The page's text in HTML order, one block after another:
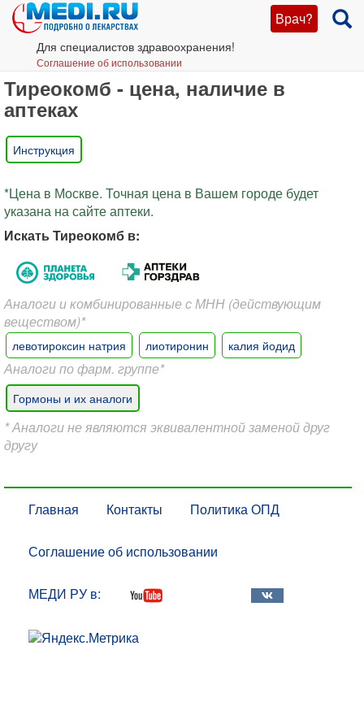
Врач?
Для специалистов здравоохранения!
Соглашение об использовании
Тиреокомб - цена, наличие в
аптеках
Инструкция
*Цена в Москве. Точная цена в Вашем городе будет
указана на сайте аптеки.
Искать Тиреокомб в:
Аналоги и комбинированные с МНН (действующим
веществом)*
левотироксин натрия лиотиронин калия йодид
Аналоги по фарм. группе*
Гормоны и их аналоги
* Аналоги не являются эквивалентной заменой друг
другу
Главная Контакты Политика ОПД
Соглашение об использовании
МЕДИ РУ в: